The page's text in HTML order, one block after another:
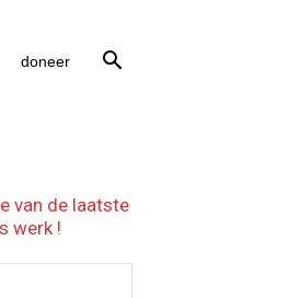
doneer
van de laatste
werk !